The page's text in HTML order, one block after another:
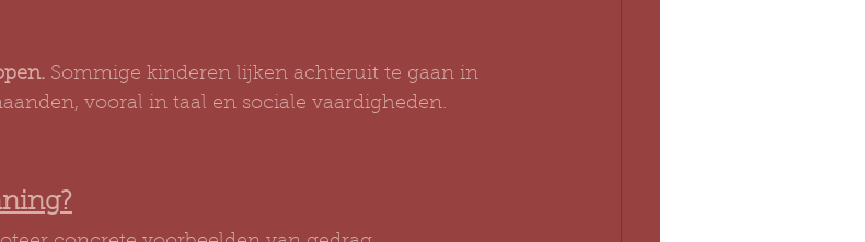
Sommige kinderen lijken achteruit te gaan in
vooral in taal en sociale vaardigheden.